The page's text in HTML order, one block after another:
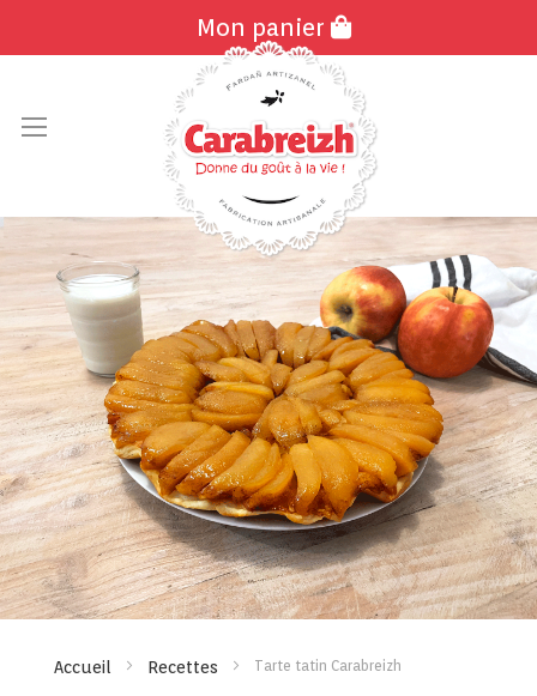
Mon panier
au
Accueil Recettes Tarte tatin Carabreizh